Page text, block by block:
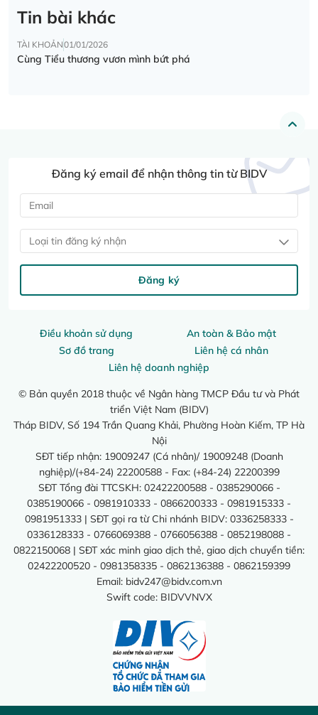
Tin bài khác
TÀI KHOẢN01/01/2026
Cùng Tiểu thương vươn mình bứt phá
Điều khoản sử dụng
An toàn & Bảo mật
Sơ đồ trang
Liên hệ cá nhân
Liên hệ doanh nghiệp
© Bản quyền 2018 thuộc về Ngân hàng TMCP Đầu tư và Phát
triển Việt Nam (BIDV)
Tháp BIDV, Số 194 Trần Quang Khải, Phường Hoàn Kiếm, TP Hà
Nội
SĐT tiếp nhận: 19009247 (Cá nhân)/ 19009248 (Doanh
nghiệp)/(+84-24) 22200588 - Fax: (+84-24) 22200399
SĐT Tổng đài TTCSKH: 02422200588 - 0385290066 -
0385190066 - 0981910333 - 0866200333 - 0981915333 -
0981951333 | SĐT gọi ra từ Chi nhánh BIDV: 0336258333 -
0336128333 - 0766069388 - 0766056388 - 0852198088 -
0822150068 | SĐT xác minh giao dịch thẻ, giao dịch chuyển tiền:
02422200520 - 0981358335 - 0862136388 - 0862159399
Email: bidv247@bidv.com.vn
Swift code: BIDVVNVX
Đăng ký email để nhận thông tin từ BIDV
Loại tin đăng ký nhận
Đăng ký